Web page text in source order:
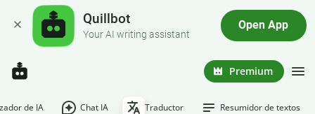
Quillbot
Your AI writing assistant
Open App
Premium
de IA Chat IA Traductor Resumidor de textos